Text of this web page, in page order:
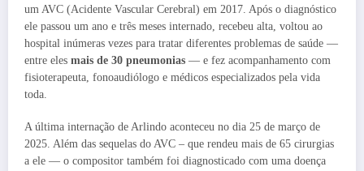
um AVC (Acidente Vascular Cerebral) em 2017. Após o diagnóstico
ele passou um ano e três meses internado, recebeu alta, voltou ao
hospital inúmeras vezes para tratar diferentes problemas de saúde —
entre eles mais de 30 pneumonias — e fez acompanhamento com
fisioterapeuta, fonoaudiólogo e médicos especializados pela vida
toda.
A última internação de Arlindo aconteceu no dia 25 de março de
2025. Além das sequelas do AVC – que rendeu mais de 65 cirurgias
a ele — o compositor também foi diagnosticado com uma doença